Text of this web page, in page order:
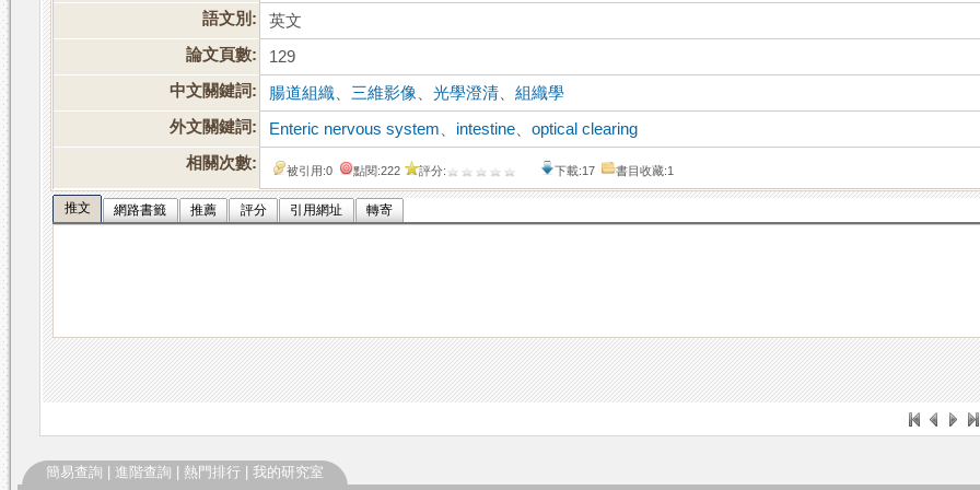
語文別:
英文
論文頁數:
129
中文關鍵詞:
腸道組織 三維影像 、光學澄清 、組織學
外文關鍵詞:
Enteric nervous system intestine 、optical clearing
相關次數:
被引用:0 點閱:222 評分: 下載:17 書目收藏:1
推文 網路書籤 推薦 評分 引用網址 轉寄
簡易查詢 進階查詢 熱門排行 我的研究室